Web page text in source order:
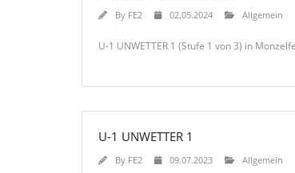
By FE2 02.05.2024 Allgemein
U-1 UNWETTER 1 (Stufe 1 von 3) in
U-1 UNWETTER 1
By FE2 09.07.2023 Allgemein